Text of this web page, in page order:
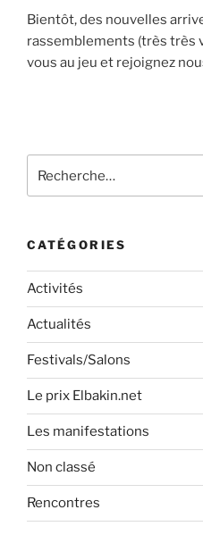
Bientôt, des nouvelles
rassemblements (très très
vous au jeu et rejoignez
pour
CATÉGORIES
Activités
Actualités
Festivals/Salons
Le prix Elbakin.net
Les manifestations
Non classé
Rencontres